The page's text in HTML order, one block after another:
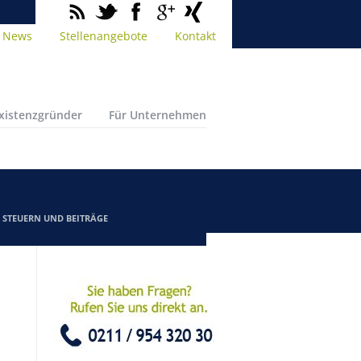
News Stellenangebote Kontakt
Für Unternehmen
STEUERN UND BEITRÄGE